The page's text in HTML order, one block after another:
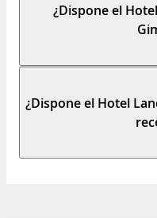
¿Dispone el
¿Dispone el Hotel